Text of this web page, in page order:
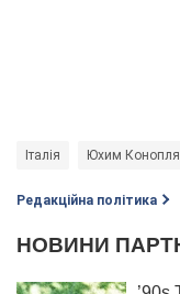
Італія Юхим Конопля
Редакційна політика